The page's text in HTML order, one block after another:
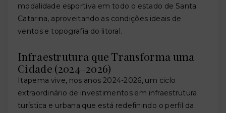
modalidade esportiva em todo o estado de Santa
Catarina, aproveitando as condições ideais de
ventos e topografia do litoral.
Infraestrutura que Transforma uma
Cidade (2024–2026)
Itapema vive, nos anos 2024-2026, um ciclo
extraordinário de investimentos em infraestrutura
turística e urbana que está redefinindo o perfil da